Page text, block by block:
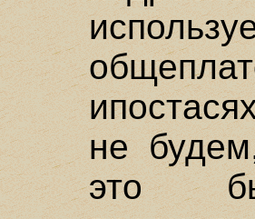
не
это